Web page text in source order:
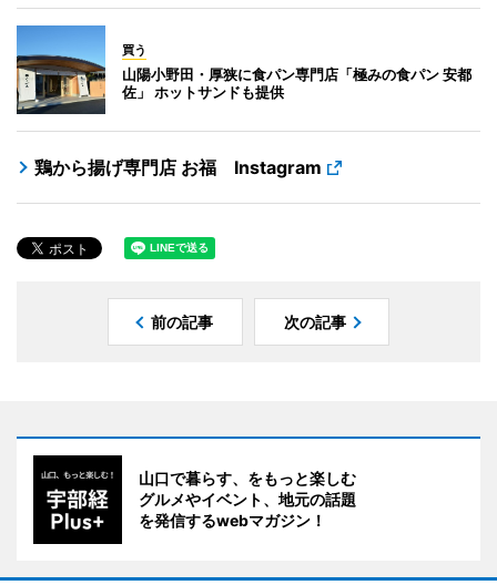
買う
山陽小野田・厚狭に食パン専門店「極みの食パン 安都
佐」 ホットサンドも提供
鶏から揚げ専門店 お福 Instagram
前の記事 次の記事
山口で暮らす、をもっと楽しむ
グルメやイベント、地元の話題
を発信するwebマガジン！